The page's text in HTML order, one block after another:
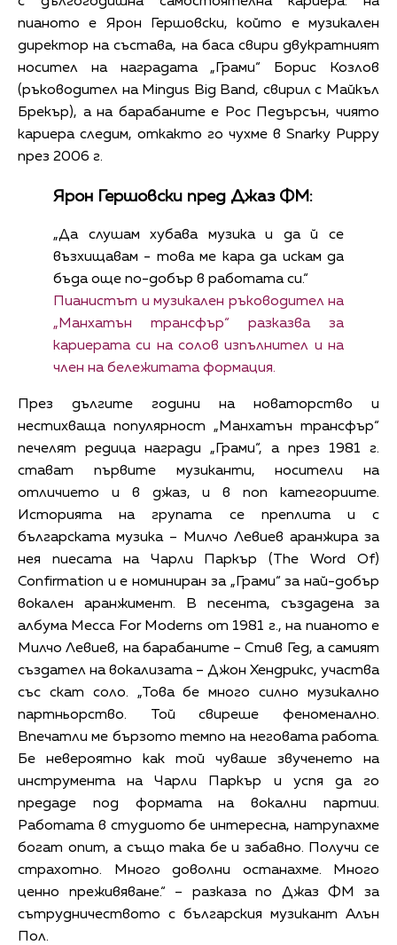
пианото е Ярон Гершовски, който е музикален
директор на състава, на баса свири двукратният
носител на наградата „Грами“ Борис Козлов
(ръководител на Mingus Big Band, свирил с Майкъл
Брекър), а на барабаните е Рос Педърсън, чиято
кариера следим, откакто го чухме в Snarky Puppy
през 2006 г.
Ярон Гершовски пред Джаз ФМ:
„Да слушам хубава музика и да й се
възхищавам - това ме кара да искам да
бъда още по-добър в работата си.“
Пианистът и музикален ръководител на
„Манхатън трансфър“ разказва за
кариерата си на солов изпълнител и на
член на бележитата формация.
През дългите години на новаторство и
нестихваща популярност „Манхатън трансфър“
печелят редица награди „Грами“, а през 1981 г.
стават първите музиканти, носители на
отличието и в джаз, и в поп категориите.
Историята на групата се преплита и с
българската музика – Милчо Левиев аранжира за
нея пиесата на Чарли Паркър (The Word Of)
Confirmation и е номиниран за „Грами“ за най-добър
вокален аранжимент. В песента, създадена за
албума Mecca For Moderns от 1981 г., на пианото е
Милчо Левиев, на барабаните – Стив Гед, а самият
създател на вокализата – Джон Хендрикс, участва
със скат соло. „Това бе много силно музикално
партньорство. Той свиреше феноменално.
Впечатли ме бързото темпо на неговата работа.
Бе невероятно как той чуваше звученето на
инструмента на Чарли Паркър и успя да го
предаде под формата на вокални партии.
Работата в студиото бе интересна, натрупахме
богат опит, а също така бе и забавно. Получи се
страхотно. Много доволни останахме. Много
ценно преживяване.“ – разказа по Джаз ФМ за
сътрудничеството с българския музикант Алън
Пол.